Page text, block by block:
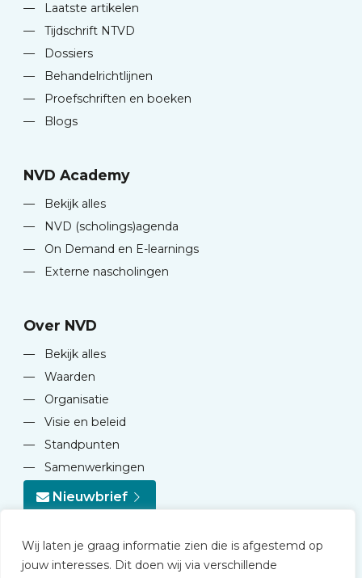
Wij laten je graag informatie zien die is afgestemd op
jouw interesses. Dit doen wij via verschillende
—
Laatste artikelen
—
Tijdschrift NTVD
—
Dossiers
—
Behandelrichtlijnen
—
Proefschriften en boeken
—
Blogs
NVD Academy
—
Bekijk alles
—
NVD (scholings)agenda
—
On Demand en E-learnings
—
Externe nascholingen
Over NVD
—
Bekijk alles
—
Waarden
—
Organisatie
—
Visie en beleid
—
Standpunten
—
Samenwerkingen
Nieuwbrief